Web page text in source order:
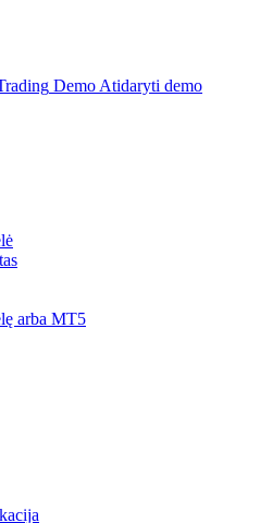
Demo Atidaryti demo
arba MT5